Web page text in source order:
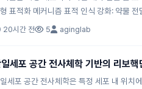
표적화 메커니즘 표적 인식 강화: 약물
20시간 전 5 aginglab
세포 공간 전사체학 기반의 리보
세포 공간 전사체학은 특정 세포 내 위치